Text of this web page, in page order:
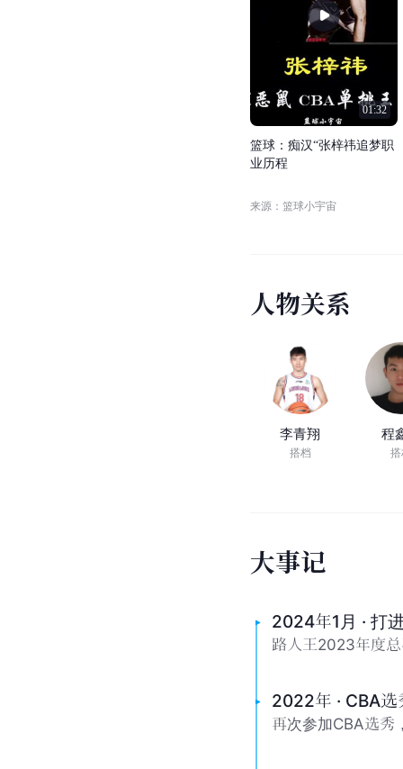
01:32
篮球 ： 痴汉“张梓祎追梦职
业历程
来源：篮球小宇宙
人物关系
李青翔
搭档
程
大事记
2024年1月 · 打
路人王2023年度
2022年 · CBA
再次参加CBA选秀